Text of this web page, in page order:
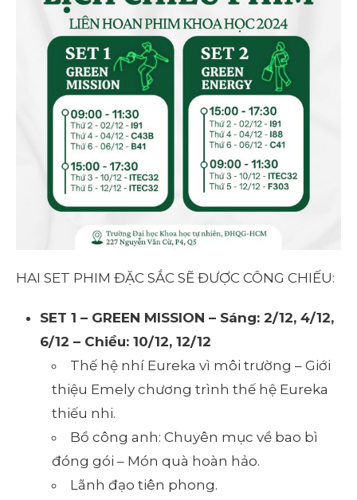
HAI SET PHIM ĐẶC SẮC SẼ ĐƯỢC CÔNG CHIẾU:
SET 1 – GREEN MISSION – Sáng: 2/12, 4/12,
6/12 – Chiều: 10/12, 12/12
Thế hệ nhí Eureka vì môi trường – Giới
thiệu Emely chương trình thế hệ Eureka
thiếu nhi.
Bồ công anh: Chuyên mục về bao bì
đóng gói – Món quà hoàn hảo.
Lãnh đạo tiên phong.